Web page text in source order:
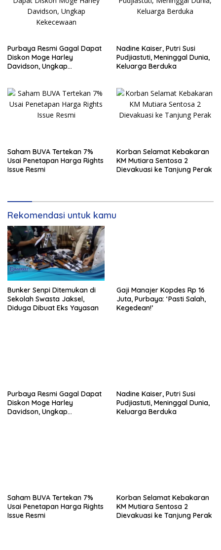
Purbaya Resmi Gagal Dapat
Diskon Moge Harley
Davidson, Ungkap
Nadine Kaiser, Putri Susi
Pudjiastuti, Meninggal Dunia,
Keluarga Berduka
Saham BUVA Tertekan 7%
Usai Penetapan Harga Rights
Issue Resmi
Korban Selamat Kebakaran
KM Mutiara Sentosa 2
Dievakuasi ke Tanjung Perak
Rekomendasi untuk kamu
Bunker Senpi Ditemukan di
Sekolah Swasta Jaksel,
Diduga Dibuat Eks Yayasan
Gaji Manajer Kopdes Rp 16
Juta, Purbaya: ‘Pasti Salah,
Kegedean!’
Purbaya Resmi Gagal Dapat
Diskon Moge Harley
Davidson, Ungkap
Nadine Kaiser, Putri Susi
Pudjiastuti, Meninggal Dunia,
Keluarga Berduka
Saham BUVA Tertekan 7%
Usai Penetapan Harga Rights
Issue Resmi
Korban Selamat Kebakaran
KM Mutiara Sentosa 2
Dievakuasi ke Tanjung Perak